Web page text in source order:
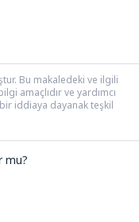
Bu makaledeki ve ilgili
amaçlıdır ve yardımcı
iddiaya dayanak teşkil
mu?